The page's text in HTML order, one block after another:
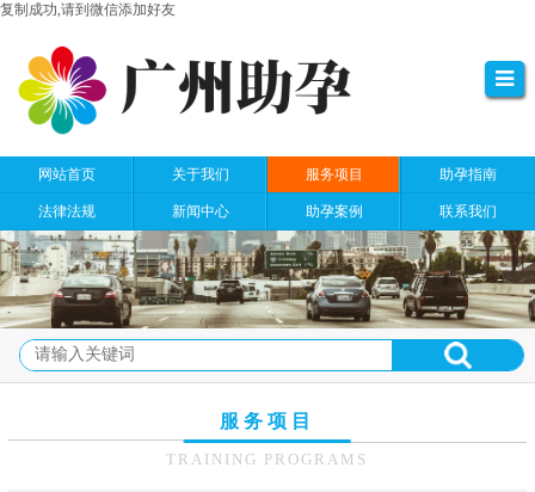
复制成功,请到微信添加好友
网站首页 关于我们 服务项目 助孕指南
法律法规 新闻中心 助孕案例 联系我们
服务项目
TRAINING PROGRAMS